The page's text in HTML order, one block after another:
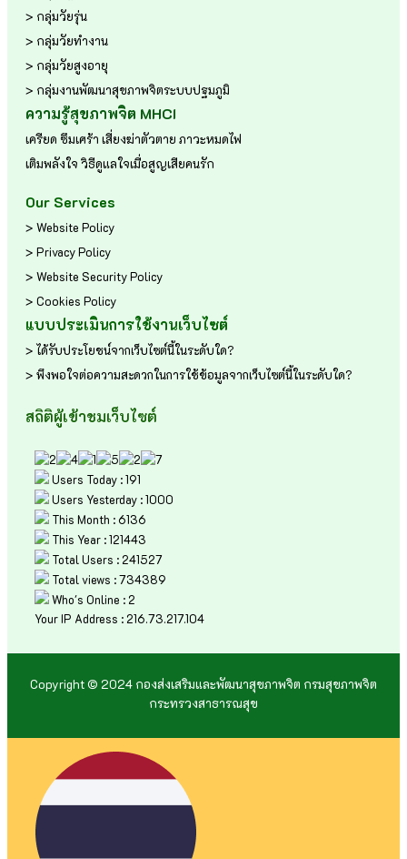
> กลุ่มวัยรุ่น
> กลุ่มวัยทำงาน
> กลุ่มวัยสูงอายุ
> กลุ่มงานพัฒนาสุขภาพจิตระบบปฐมภูมิ
ความรู้สุขภาพจิต MHCI
เครียด ซึมเศร้า เสี่ยงฆ่าตัวตาย ภาวะหมดไฟ
เติมพลังใจ วิธีดูแลใจเมื่อสูญเสียคนรัก
Our Services
> Website Policy
> Privacy Policy
> Website Security Policy
> Cookies Policy
แบบประเมินการใช้งานเว็บไซต์
> ได้รับประโยชน์จากเว็บไซต์นี้ในระดับใด?
> พึงพอใจต่อความสะดวกในการใช้ข้อมูลจากเว็บไซต์นี้ในระดับใด?
สถิติผู้เข้าชมเว็บไซต์
Users Today : 191
Users Yesterday : 1000
This Month : 6136
This Year : 121443
Total Users : 241527
Total views : 734389
Who's Online : 2
Your IP Address : 216.73.217.104
Copyright © 2024 กองส่งเสริมและพัฒนาสุขภาพจิต กรมสุขภาพจิต
กระทรวงสาธารณสุข